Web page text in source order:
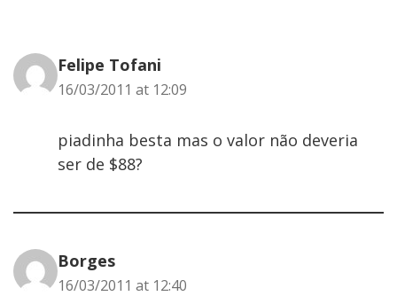
Felipe Tofani
16/03/2011 at 12:09
piadinha besta mas o valor não deveria
ser de $88?
Borges
16/03/2011 at 12:40